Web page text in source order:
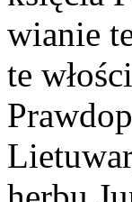
wianie
te